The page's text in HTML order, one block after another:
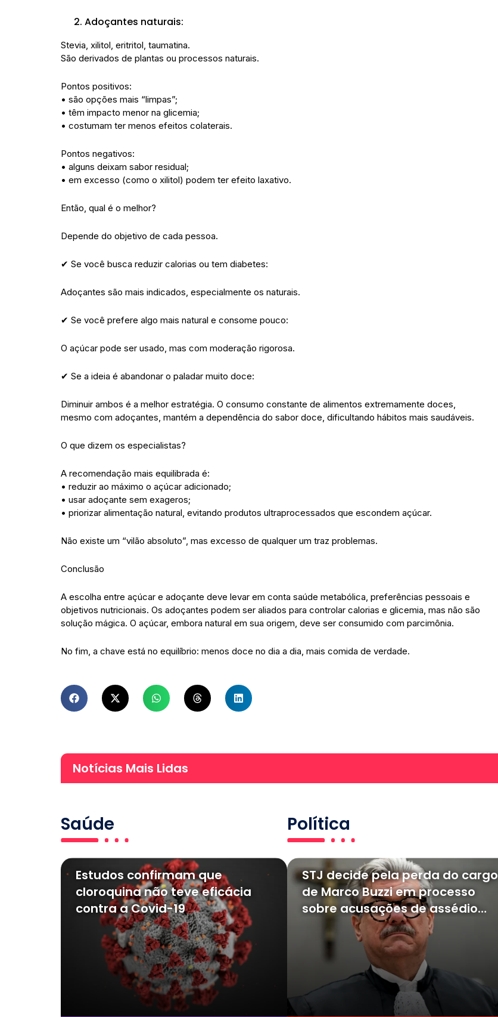
Adoçantes naturais:
Stevia, xilitol, eritritol, taumatina.
São derivados de plantas ou processos naturais.
Pontos positivos:
• são opções mais “limpas”;
• têm impacto menor na glicemia;
• costumam ter menos efeitos colaterais.
Pontos negativos:
• alguns deixam sabor residual;
• em excesso (como o xilitol) podem ter efeito laxativo.
Então, qual é o melhor?
Depende do objetivo de cada pessoa.
✔ Se você busca reduzir calorias ou tem diabetes:
Adoçantes são mais indicados, especialmente os naturais.
✔ Se você prefere algo mais natural e consome pouco:
O açúcar pode ser usado, mas com moderação rigorosa.
✔ Se a ideia é abandonar o paladar muito doce:
Diminuir ambos é a melhor estratégia. O consumo constante de alimentos extremamente doces,
mesmo com adoçantes, mantém a dependência do sabor doce, dificultando hábitos mais saudáveis.
O que dizem os especialistas?
A recomendação mais equilibrada é:
• reduzir ao máximo o açúcar adicionado;
• usar adoçante sem exageros;
• priorizar alimentação natural, evitando produtos ultraprocessados que escondem açúcar.
Não existe um “vilão absoluto”, mas excesso de qualquer um traz problemas.
Conclusão
A escolha entre açúcar e adoçante deve levar em conta saúde metabólica, preferências pessoais e
objetivos nutricionais. Os adoçantes podem ser aliados para controlar calorias e glicemia, mas não são
solução mágica. O açúcar, embora natural em sua origem, deve ser consumido com parcimônia.
No fim, a chave está no equilíbrio: menos doce no dia a dia, mais comida de verdade.
Notícias Mais Lidas
Saúde
Estudos confirmam que
cloroquina não teve eficácia
contra a Covid-19
Política
STJ decide pela perda do cargo
de Marco Buzzi em processo
sobre acusações de assédio